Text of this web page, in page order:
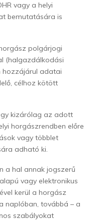
vagy a helyi
bemutatására is
polgárjogi
(halgazdálkodási
hozzájárul adatai
célhoz kötött
kizárólag az adott
horgászrendben előre
vagy többlet
adható ki.
a hal annak jogszerű
vagy elektronikus
kerül a horgász
naplóban, továbbá – a
szabályokat